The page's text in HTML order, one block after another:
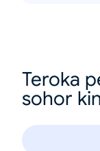
Teroka
sohor